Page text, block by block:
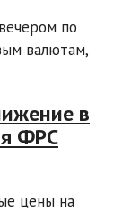
по
валютам,
в
ФРС
цены на